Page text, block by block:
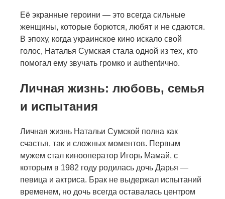
Её экранные героини — это всегда сильные
женщины, которые борются, любят и не сдаются.
В эпоху, когда украинское кино искало свой
голос, Наталья Сумская стала одной из тех, кто
помогал ему звучать громко и authentично.
Личная жизнь: любовь, семья
и испытания
Личная жизнь Натальи Сумской полна как
счастья, так и сложных моментов. Первым
мужем стал кинооператор Игорь Мамай, с
которым в 1982 году родилась дочь Дарья —
певица и актриса. Брак не выдержал испытаний
временем, но дочь всегда оставалась центром